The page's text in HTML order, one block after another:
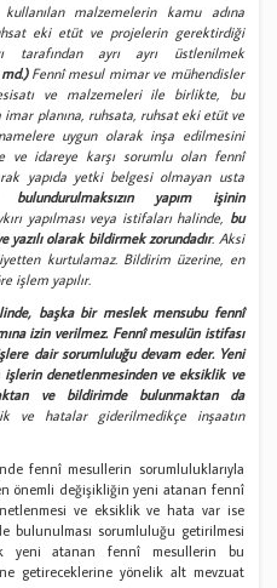
malzemelerin kamu adına
eki etüt ve projelerin gerektirdiği
tarafından ayrı ayrı üstlenilmek
Fennî mesul mimar ve mühendisler
ve malzemeleri ile birlikte, bu
planına, ruhsata, ruhsat eki etüt ve
uygun olarak inşa edilmesini
ve idareye karşı sorumlu olan fennî
yapıda yetki belgesi olmayan usta
yapım işinin
yapılması veya istifaları halinde, bu
yazılı olarak bildirmek zorundadır. Aksi
kurtulamaz. Bildirim üzerine, en
işlem yapılır.
başka bir meslek mensubu fennî
izin verilmez. Fennî mesulün istifası
dair sorumluluğu devam eder. Yeni
denetlenmesinden ve eksiklik ve
ve bildirimde bulunmaktan da
ve hatalar giderilmedikçe inşaatın
fennî mesullerin sorumluluklarıyla
önemli değişikliğin yeni atanan fennî
ve eksiklik ve hata var ise
bulunulması sorumluluğu getirilmesi
yeni atanan fennî mesullerin bu
getireceklerine yönelik alt mevzuat